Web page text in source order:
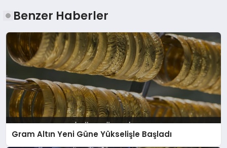
Benzer Haberler
Gram Altın Yeni Güne Yükselişle Başladı